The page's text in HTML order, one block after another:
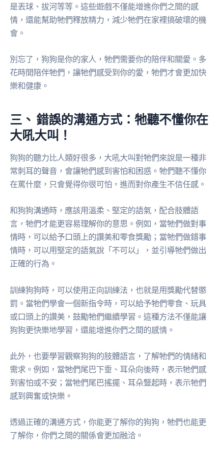
是丟球、拔河等等。這些遊戲不僅能增進你們之間的感
情，還能幫助牠們釋放精力，減少牠們在家裡搞破壞的機
會。
別忘了，狗狗是你的家人，牠們需要你的陪伴和關愛。多
花時間陪伴牠們，讓牠們感受到你的愛，牠們才會更加快
樂和健康。
三、 錯誤的溝通方式：牠聽不懂你在
大吼大叫！
狗狗的聽力比人類好很多，大吼大叫對牠們來說是一種非
常刺耳的聲音，會讓牠們感到害怕和困惑。牠們聽不懂你
在罵什麼，只會覺得你很可怕，進而對你產生不信任感。
和狗狗溝通時，應該用溫柔、堅定的語氣，配合肢體語
言，牠們才能更容易理解你的意思。例如，當牠們做對事
情時，可以給予口頭上的讚美和零食獎勵；當牠們做錯事
情時，可以用堅定的語氣說「不可以」，並引導牠們做出
正確的行為。
訓練狗狗時，可以使用正向訓練法，也就是用獎勵代替懲
罰。當牠們學會一個新指令時，可以給予牠們零食、玩具
或口頭上的讚美，鼓勵牠們繼續學習。這種方法不僅能讓
狗狗更快樂地學習，還能增進你們之間的感情。
此外，也要學習觀察狗狗的肢體語言，了解牠們的情緒和
需求。例如，當牠們尾巴下垂、耳朵向後時，表示牠們感
到害怕或不安；當牠們尾巴搖擺、耳朵豎起時，表示牠們
感到興奮或快樂。
透過正確的溝通方式，你能更了解你的狗狗，牠們也能更
了解你，你們之間的關係會更加融洽。